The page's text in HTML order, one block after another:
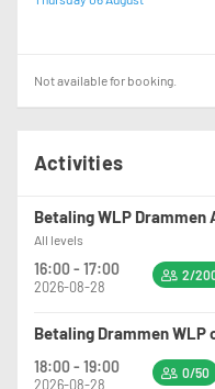
Not available for booking.
Activities
Betaling WLP Drammen
All levels
16:00 - 17:00
2026-08-28
2/
Betaling Drammen
18:00 - 19:00
2026-08-28
0/50